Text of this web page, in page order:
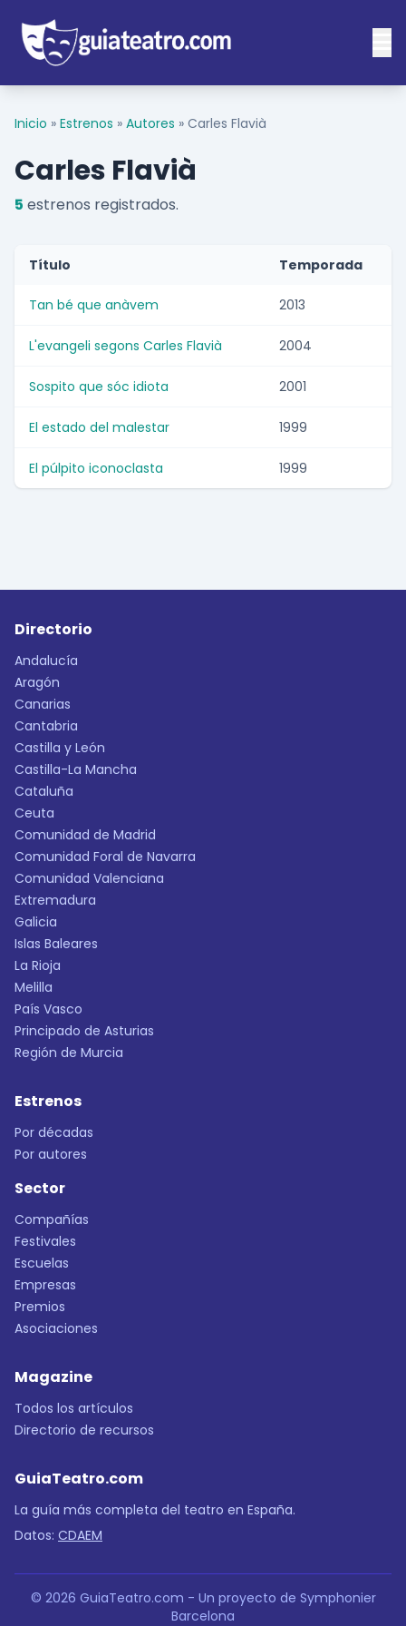
Inicio » Estrenos » Autores » Carles Flavià
Carles Flavià
5 estrenos registrados.
Título Temporada
Tan bé que anàvem 2013
L'evangeli segons Carles Flavià 2004
Sospito que sóc idiota 2001
El estado del malestar 1999
El púlpito iconoclasta 1999
Directorio
Andalucía
Aragón
Canarias
Cantabria
Castilla y León
Castilla-La Mancha
Cataluña
Ceuta
Comunidad de Madrid
Comunidad Foral de Navarra
Comunidad Valenciana
Extremadura
Galicia
Islas Baleares
La Rioja
Melilla
País Vasco
Principado de Asturias
Región de Murcia
Estrenos
Por décadas
Por autores
Sector
Compañías
Festivales
Escuelas
Empresas
Premios
Asociaciones
Magazine
Todos los artículos
Directorio de recursos
GuiaTeatro.com
La guía más completa del teatro en España.
Datos: CDAEM
© 2026 GuiaTeatro.com - Un proyecto de Symphonier
Barcelona